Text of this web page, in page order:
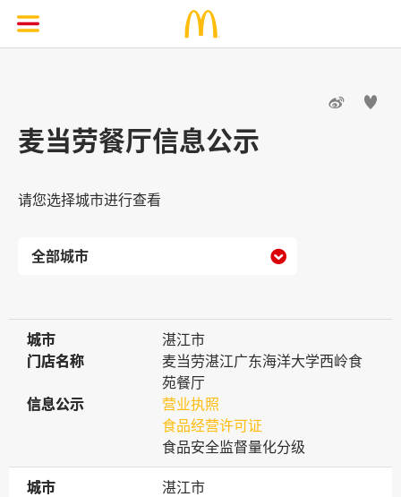
 
麦当劳餐厅信息公示
请您选择城市进行查看

城市
城市
湛江市
门店名称
门店名称
麦当劳湛江广东海洋大学西岭食
苑餐厅
信息公示
信息公示
营业执照
食品经营许可证
食品安全监督量化分级
城市
城市
湛江市